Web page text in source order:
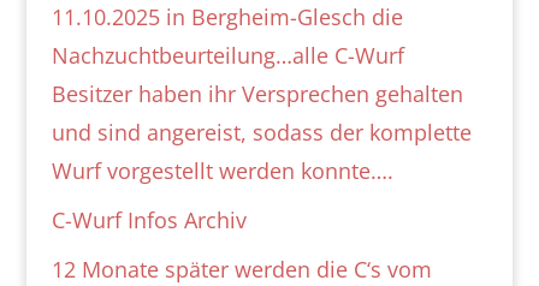
11.10.2025 in Bergheim-Glesch die
Nachzuchtbeurteilung…alle C-Wurf
Besitzer haben ihr Versprechen gehalten
und sind angereist, sodass der komplette
Wurf vorgestellt werden konnte….
C-Wurf Infos Archiv
12 Monate später werden die C‘s vom